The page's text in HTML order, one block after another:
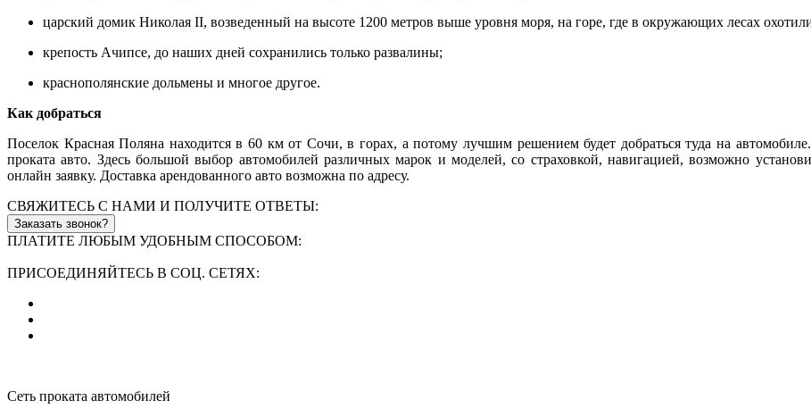
царский домик Николая II, возведенный на высоте 1200 метров выше уровня моря, на горе, где в окружающих лесах
крепость Ачипсе, до наших дней сохранились только развалины;
краснополянские дольмены и многое другое.
Как добраться
Поселок Красная Поляна находится в 60 км от Сочи, в горах, а потому лучшим решением будет добраться туда на
проката авто. Здесь большой выбор автомобилей различных марок и моделей, со страховкой, навигацией, возможно
онлайн заявку. Доставка арендованного авто возможна по адресу.
СВЯЖИТЕСЬ С НАМИ И ПОЛУЧИТЕ ОТВЕТЫ:
Заказать звонок?
ПЛАТИТЕ ЛЮБЫМ УДОБНЫМ СПОСОБОМ:
ПРИСОЕДИНЯЙТЕСЬ В СОЦ. СЕТЯХ:
Сеть проката автомобилей